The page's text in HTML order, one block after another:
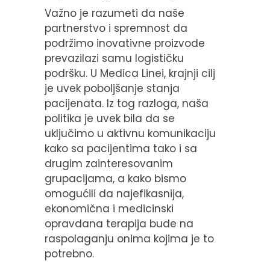
Važno je razumeti da naše
partnerstvo i spremnost da
podržimo inovativne proizvode
prevazilazi samu logističku
podršku. U Medica Linei, krajnji cilj
je uvek poboljšanje stanja
pacijenata. Iz tog razloga, naša
politika je uvek bila da se
uključimo u aktivnu komunikaciju
kako sa pacijentima tako i sa
drugim zainteresovanim
grupacijama, a kako bismo
omogućili da najefikasnija,
ekonomična i medicinski
opravdana terapija bude na
raspolaganju onima kojima je to
potrebno.